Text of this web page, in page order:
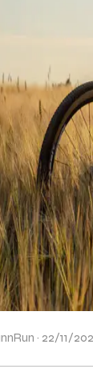
· 22/11/